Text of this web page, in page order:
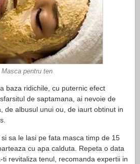
Masca pentru ten
baza ridichile, cu puternic efect
de saptamana, ai nevoie de
de albusul unui ou, de iaurt obtinut in
sa le lasi pe fata masca timp de 15
cu apa calduta. Repeta o data
revitaliza tenul, recomanda expertii in